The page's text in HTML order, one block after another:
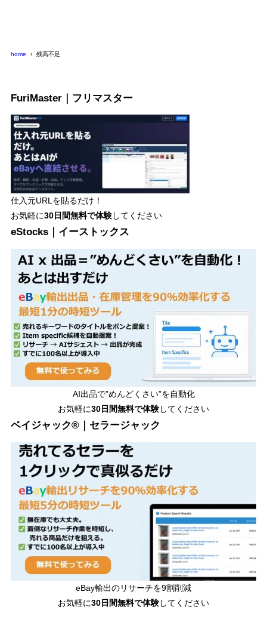
home 残高不足
FuriMaster｜フリマスター
仕入元URLを貼るだけ！
お気軽に30日間無料で体験してください
eStocks｜イーストックス
AI出品で”めんどくさい”を自動化
お気軽に30日間無料で体験してください
ベイジャック®｜セラージャック
eBay輸出のリサーチを9割削減
お気軽に30日間無料で体験してください